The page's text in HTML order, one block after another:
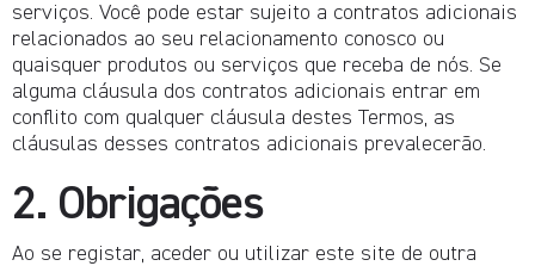
serviços. Você pode estar sujeito a contratos adicionais
relacionados ao seu relacionamento conosco ou
quaisquer produtos ou serviços que receba de nós. Se
alguma cláusula dos contratos adicionais entrar em
conflito com qualquer cláusula destes Termos, as
cláusulas desses contratos adicionais prevalecerão.
2. Obrigações
Ao se registar, aceder ou utilizar este site de outra